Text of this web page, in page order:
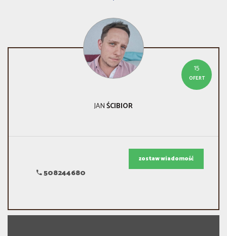
15
OFERT
JANŚCIBIOR
508244680
zostaw wiadomość